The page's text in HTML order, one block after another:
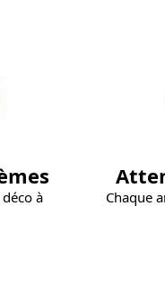
à
Chaque